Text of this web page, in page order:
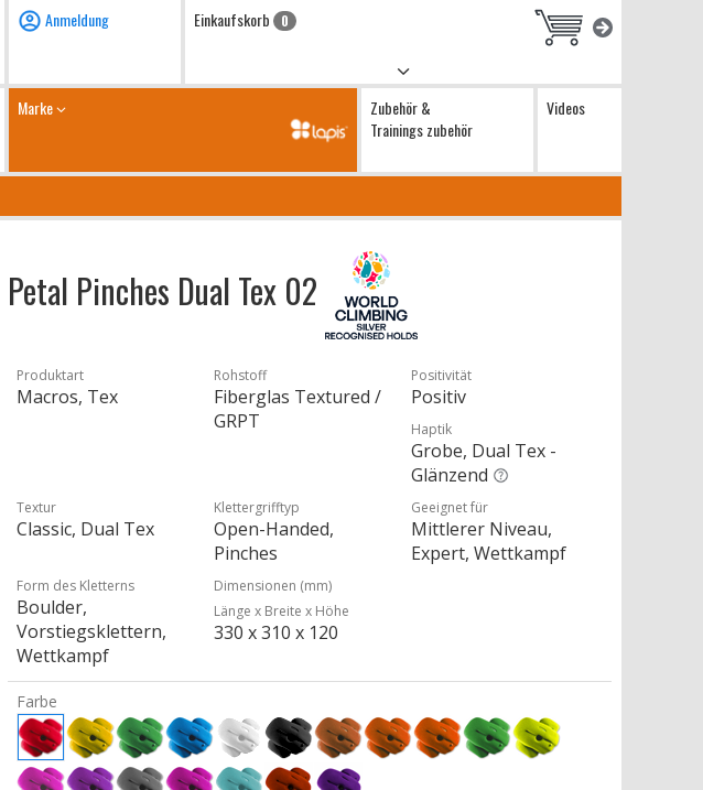
Anmeldung Einkaufskorb 0
Marke
Zubehör &
Trainings zubehör
Videos
Petal Pinches Dual Tex 02
Produktart
Macros, Tex
Rohstoff
Fiberglas Textured /
GRPT
Positivität
Positiv
Haptik
Grobe, Dual Tex -
Glänzend
Textur
Classic, Dual Tex
Klettergrifftyp
Open-Handed,
Pinches
Geeignet für
Mittlerer Niveau,
Expert, Wettkampf
Form des Kletterns
Boulder,
Vorstiegsklettern,
Wettkampf
Dimensionen (mm)
Länge x Breite x Höhe
330 x 310 x 120
Farbe